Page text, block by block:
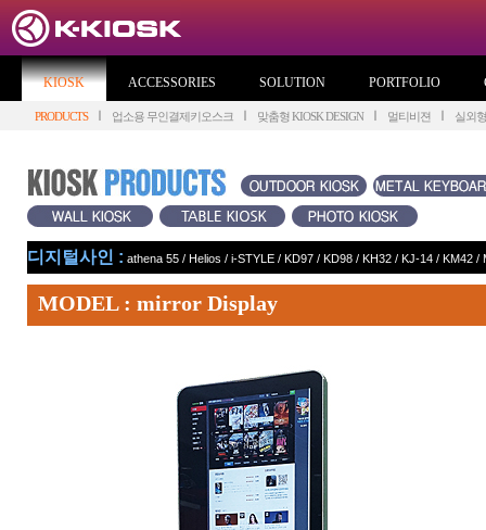
KIOSK ACCESSORIES SOLUTION PORTFOLIO
PRODUCTS 업소용 무인결제키오스크 맞춤형 KIOSK DESIGN 멀티비젼 실외
디지털사인 : athena 55 / Helios / i-STYLE / KD97 / KD98 / KH32 / KJ-14 / KM42 /
MODEL : mirror Display